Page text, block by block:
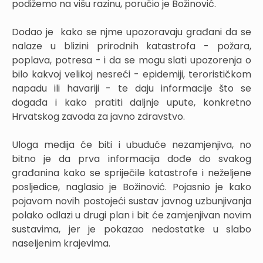
podižemo na višu razinu, poručio je Božinović.
Dodao je kako se njme upozoravaju građani da se
nalaze u blizini prirodnih katastrofa - požara,
poplava, potresa - i da se mogu slati upozorenja o
bilo kakvoj velikoj nesreći - epidemiji, terorističkom
napadu ili havariji - te daju informacije što se
događa i kako pratiti daljnje upute, konkretno
Hrvatskog zavoda za javno zdravstvo.
Uloga medija će biti i ubuduće nezamjenjiva, no
bitno je da prva informacija dođe do svakog
građanina kako se spriječile katastrofe i neželjene
posljedice, naglasio je Božinović. Pojasnio je kako
pojavom novih postojeći sustav javnog uzbunjivanja
polako odlazi u drugi plan i bit će zamjenjivan novim
sustavima, jer je pokazao nedostatke u slabo
naseljenim krajevima.